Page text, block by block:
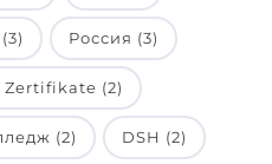
Россия (3)
Zertifikate (2)
(2) DSH (2)